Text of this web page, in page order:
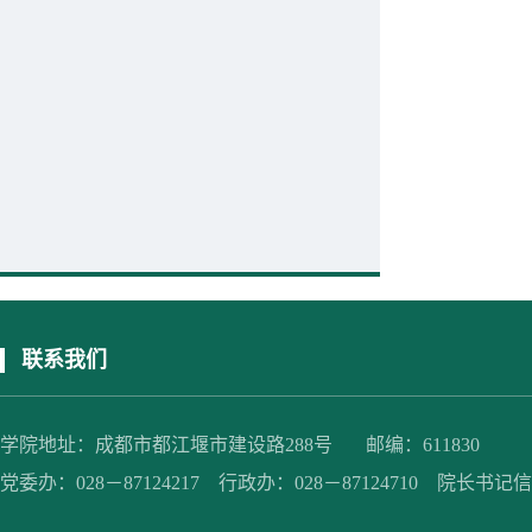
联系我们
学院地址：成都市都江堰市建设路288号 邮编：611830
党委办：028－87124217 行政办：028－87124710 院长书记信